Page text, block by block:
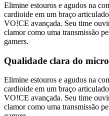
Elimine estouros e agudos na
cardioide em um braço
VO!CE avançada. Seu time
clamor como uma transmissão
gamers.
Qualidade clara do
Elimine estouros e agudos na
cardioide em um braço
VO!CE avançada. Seu time
clamor como uma transmissão